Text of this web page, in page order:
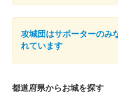
幸コラボ限定 御城印合戦in
販売終了
100枚限定
攻城団はサポーターのみ
れています
都道府県からお城を探す